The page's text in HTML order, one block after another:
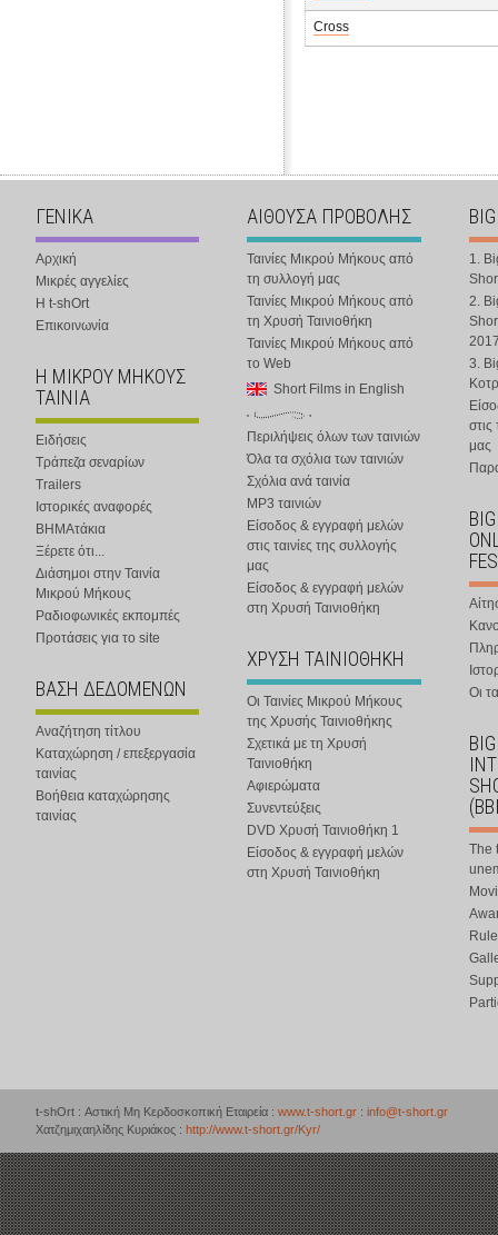
Cross
ΓΕΝΙΚΑ
Αρχική
Μικρές αγγελίες
Η t-shOrt
Επικοινωνία
Η ΜΙΚΡΟΥ ΜΗΚΟΥΣ
ΤΑΙΝΙΑ
Ειδήσεις
Τράπεζα σεναρίων
Trailers
Ιστορικές αναφορές
ΒΗΜΑτάκια
Ξέρετε ότι...
Διάσημοι στην Ταινία
Μικρού Μήκους
Ραδιοφωνικές εκπομπές
Προτάσεις για το site
ΒΑΣΗ ΔΕΔΟΜΕΝΩΝ
Αναζήτηση τίτλου
Καταχώρηση / επεξεργασία
ταινίας
Βοήθεια καταχώρησης
ταινίας
ΑΙΘΟΥΣΑ ΠΡΟΒΟΛΗΣ
Ταινίες Μικρού Μήκους από
τη συλλογή μας
Ταινίες Μικρού Μήκους από
τη Χρυσή Ταινιοθήκη
Ταινίες Μικρού Μήκους από
το Web
Short Films in English
Περιλήψεις όλων των ταινιών
Όλα τα σχόλια των ταινιών
Σχόλια ανά ταινία
MP3 ταινιών
Είσοδος & εγγραφή μελών
στις ταινίες της συλλογής
μας
Είσοδος & εγγραφή μελών
στη Χρυσή Ταινιοθήκη
ΧΡΥΣΗ ΤΑΙΝΙΟΘΗΚΗ
Οι Ταινίες Μικρού Μήκους
της Χρυσής Ταινιοθήκης
Σχετικά με τη Χρυσή
Ταινιοθήκη
Αφιερώματα
Συνεντεύξεις
DVD Χρυσή Ταινιοθήκη 1
Είσοδος & εγγραφή μελών
στη Χρυσή Ταινιοθήκη
1.
2.
3.
στις
μας
Οι
The
t-shOrt : Αστική Μη Κερδοσκοπική Εταιρεία : www.t-short.gr : info@t-short.gr
Χατζημιχαηλίδης Κυριάκος : http://www.t-short.gr/Kyr/